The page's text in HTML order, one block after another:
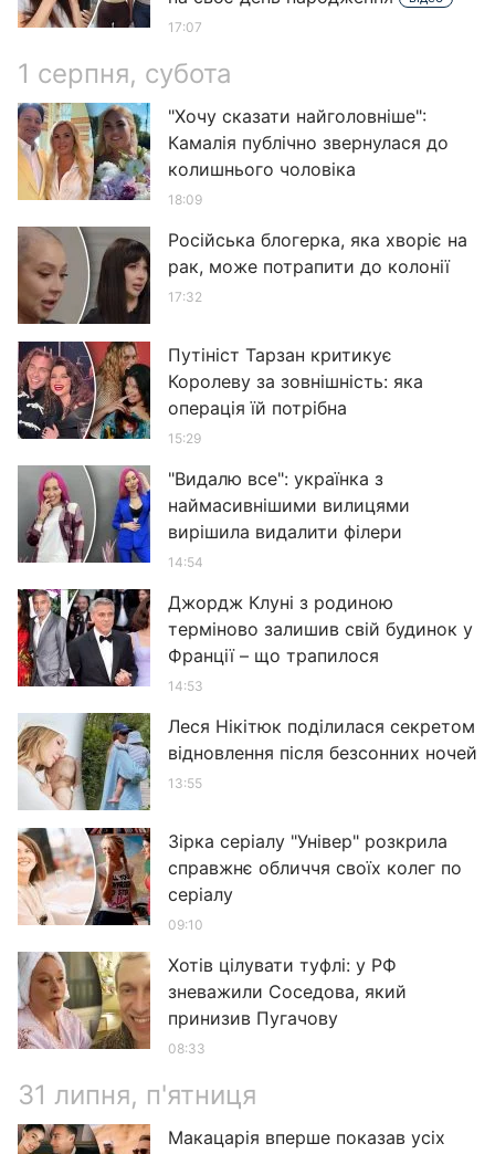
17:07
1 серпня, субота
"Хочу сказати найголовніше":
Камалія публічно звернулася до
колишнього чоловіка
18:09
Російська блогерка, яка хворіє на
рак, може потрапити до колонії
17:32
Путініст Тарзан критикує
Королеву за зовнішність: яка
операція їй потрібна
15:29
"Видалю все": українка з
наймасивнішими вилицями
вирішила видалити філери
14:54
Джордж Клуні з родиною
терміново залишив свій будинок у
Франції – що трапилося
14:53
Леся Нікітюк поділилася секретом
відновлення після безсонних ночей
13:55
Зірка серіалу "Універ" розкрила
справжнє обличчя своїх колег по
серіалу
09:10
Хотів цілувати туфлі: у РФ
зневажили Соседова, який
принизив Пугачову
08:33
31 липня, п'ятниця
Макацарія вперше показав усіх